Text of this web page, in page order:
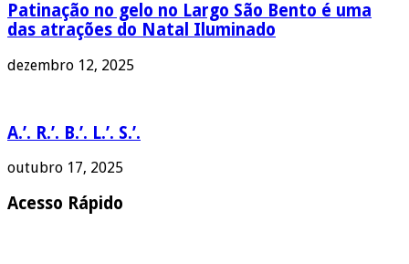
Patinação no gelo no Largo São Bento é uma
das atrações do Natal Iluminado
dezembro 12, 2025
A.’. R.’. B.’. L.’. S.’.
outubro 17, 2025
Acesso Rápido